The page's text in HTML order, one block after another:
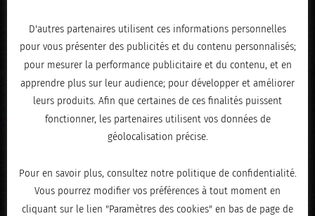
« PRÉCÉDENT
D'autres partenaires utilisent ces informations personnelles
pour vous présenter des publicités et du contenu personnalisés;
pour mesurer la performance publicitaire et du contenu, et en
apprendre plus sur leur audience; pour développer et améliorer
leurs produits. Afin que certaines de ces finalités puissent
fonctionner, les partenaires utilisent vos données de
géolocalisation précise.
Pour en savoir plus, consultez notre politique de confidentialité.
Vous pourrez modifier vos préférences à tout moment en
cliquant sur le lien "Paramètres des cookies" en bas de page de